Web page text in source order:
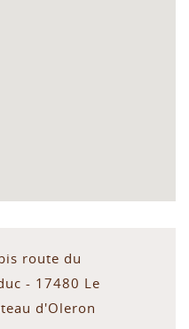
route du
- 17480 Le
d'Oleron